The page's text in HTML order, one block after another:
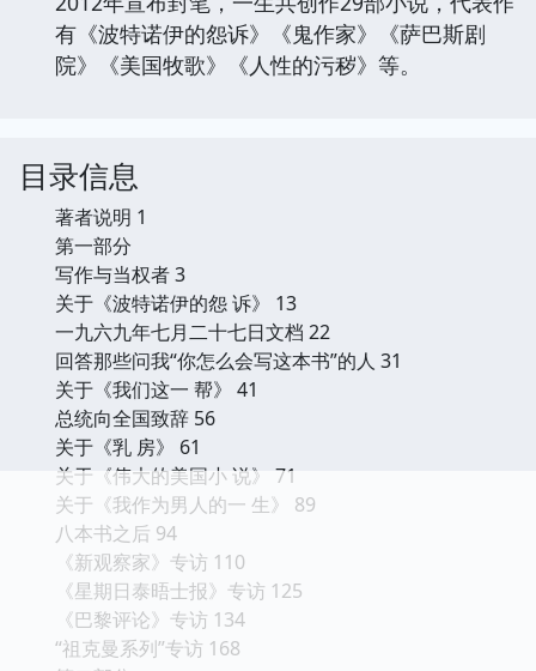
有《波特诺伊的怨诉》《鬼作家》《萨巴斯剧
院》《美国牧歌》《人性的污秽》等。
目录信息
著者说明 1
第一部分
写作与当权者 3
关于《波特诺伊的怨 诉》 13
一九六九年七月二十七日文档 22
回答那些问我“你怎么会写这本书”的人 31
关于《我们这一 帮》 41
总统向全国致辞 56
关于《乳 房》 61
关于《伟大的美国小 说》 71
关于《我作为男人的一 生》 89
八本书之后 94
《新观察家》专访 110
《星期日泰晤士报》专访 125
《巴黎评论》专访 134
“祖克曼系列”专访 168